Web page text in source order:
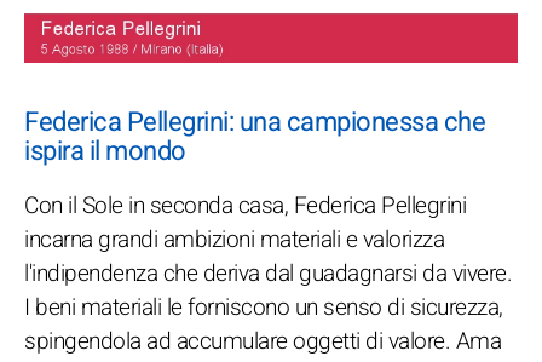
Federica Pellegrini: una campionessa che
ispira il mondo
Con il Sole in seconda casa, Federica Pellegrini
incarna grandi ambizioni materiali e valorizza
l'indipendenza che deriva dal guadagnarsi da vivere.
I beni materiali le forniscono un senso di sicurezza,
spingendola ad accumulare oggetti di valore. Ama